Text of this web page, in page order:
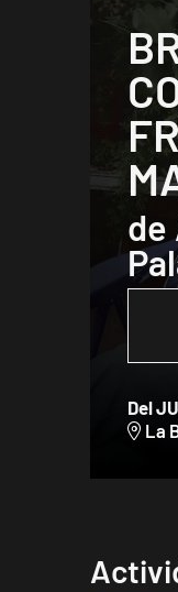
de
Del
La